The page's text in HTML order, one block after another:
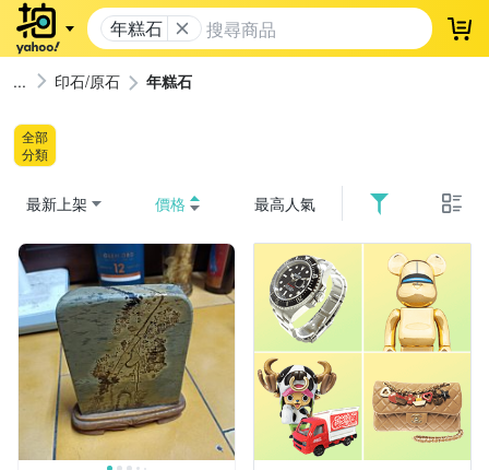
年糕石 登
印石/原石 年糕石
全部
分類
最新上架 價格 最高人氣